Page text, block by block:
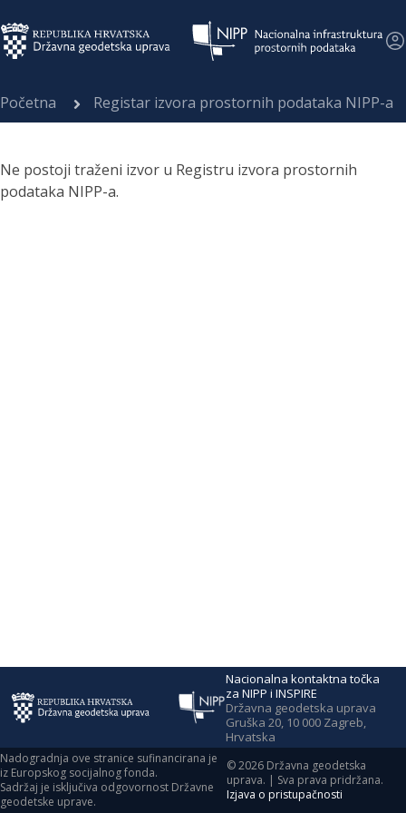
Početna Registar izvora prostornih podataka NIPP-a
Ne postoji traženi izvor u Registru izvora prostornih
podataka NIPP-a.
Nacionalna kontaktna točka
za NIPP i INSPIRE
Državna geodetska uprava
Gruška 20, 10 000 Zagreb,
Hrvatska
Nadogradnja ove stranice sufinancirana je
iz Europskog socijalnog fonda.
Sadržaj je isključiva odgovornost Državne
geodetske uprave.
©2026 Državna geodetska
uprava. | Sva prava pridržana.
Izjava o pristupačnosti